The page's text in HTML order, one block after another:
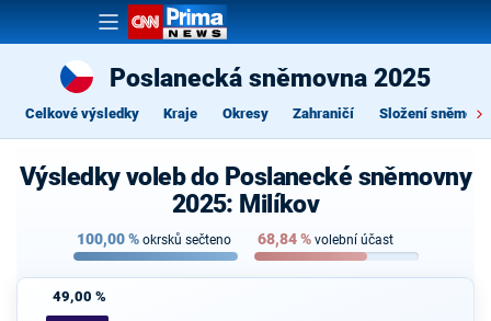
Poslanecká sněmovna 2025
Celkové výsledky Kraje Okresy Zahraničí Složení
Výsledky voleb do Poslanecké sněmovny
2025: Milíkov
100,00% okrsků sečteno 68,84% volební účast
49,00 %